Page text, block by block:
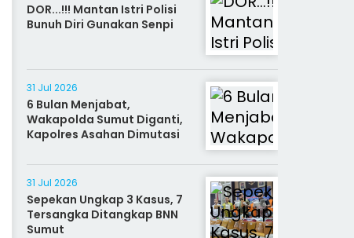
DOR...!!! Mantan Istri Polisi
Bunuh Diri Gunakan Senpi
31 Jul 2026
6 Bulan Menjabat,
Wakapolda Sumut Diganti,
Kapolres Asahan Dimutasi
31 Jul 2026
Sepekan Ungkap 3 Kasus, 7
Tersangka Ditangkap BNN
Sumut